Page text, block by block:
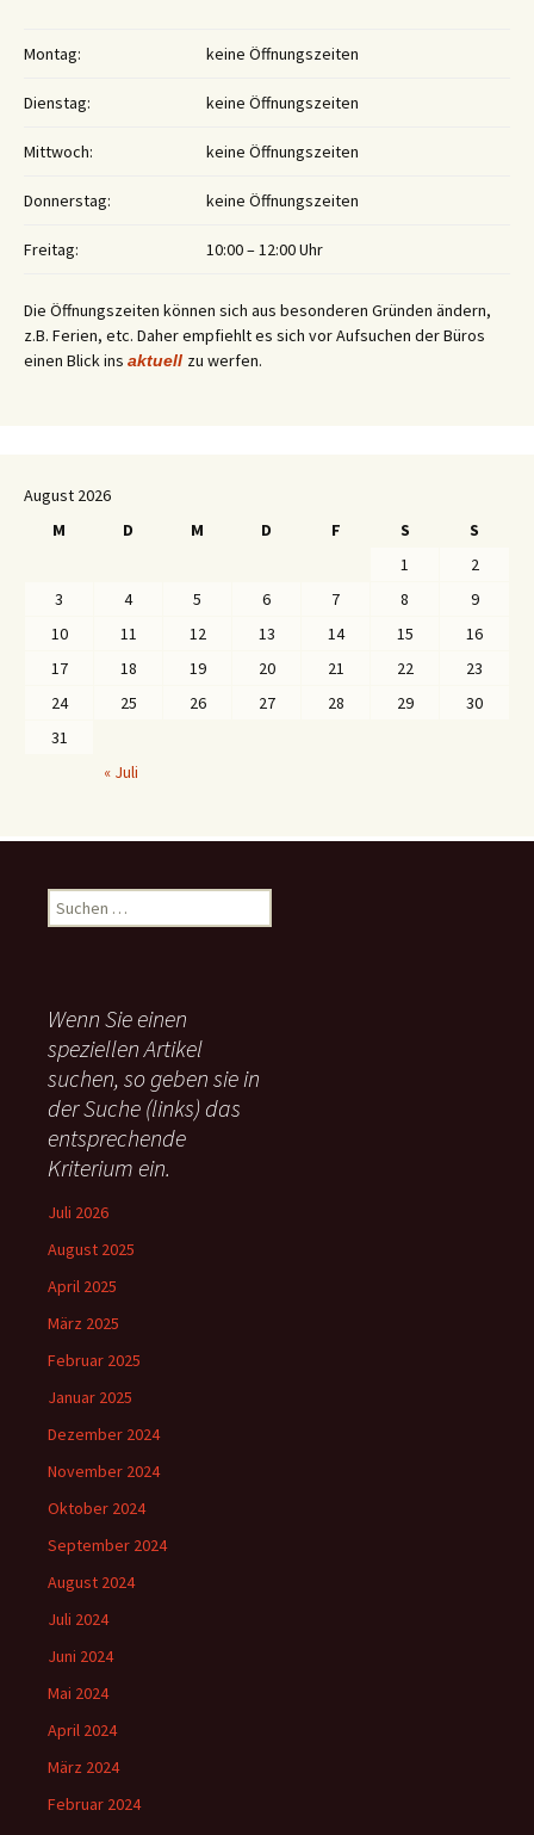
Montag: keine Öffnungszeiten
Dienstag: keine Öffnungszeiten
Mittwoch: keine Öffnungszeiten
Donnerstag: keine Öffnungszeiten
Freitag: 10:00 – 12:00 Uhr
Die Öffnungszeiten können sich aus besonderen Gründen ändern,
z.B. Ferien, etc. Daher empfiehlt es sich vor Aufsuchen der Büros
einen Blick ins aktuell zu werfen.
August 2026
M
D M D F S
S
1
2
3
4 5 6 7 8
9
10
11 12 13 14 15
16
17
18 19 20 21 22
23
24
25 26 27 28 29
30
31
« Juli
u
n
n
a
c
:
Wenn Sie einen
speziellen Artikel
suchen, so geben sie in
der Suche (links) das
entsprechende
Kriterium ein.
Juli 2026
August 2025
April 2025
März 2025
Februar 2025
Januar 2025
Dezember 2024
November 2024
Oktober 2024
September 2024
August 2024
Juli 2024
Juni 2024
Mai 2024
April 2024
März 2024
Februar 2024